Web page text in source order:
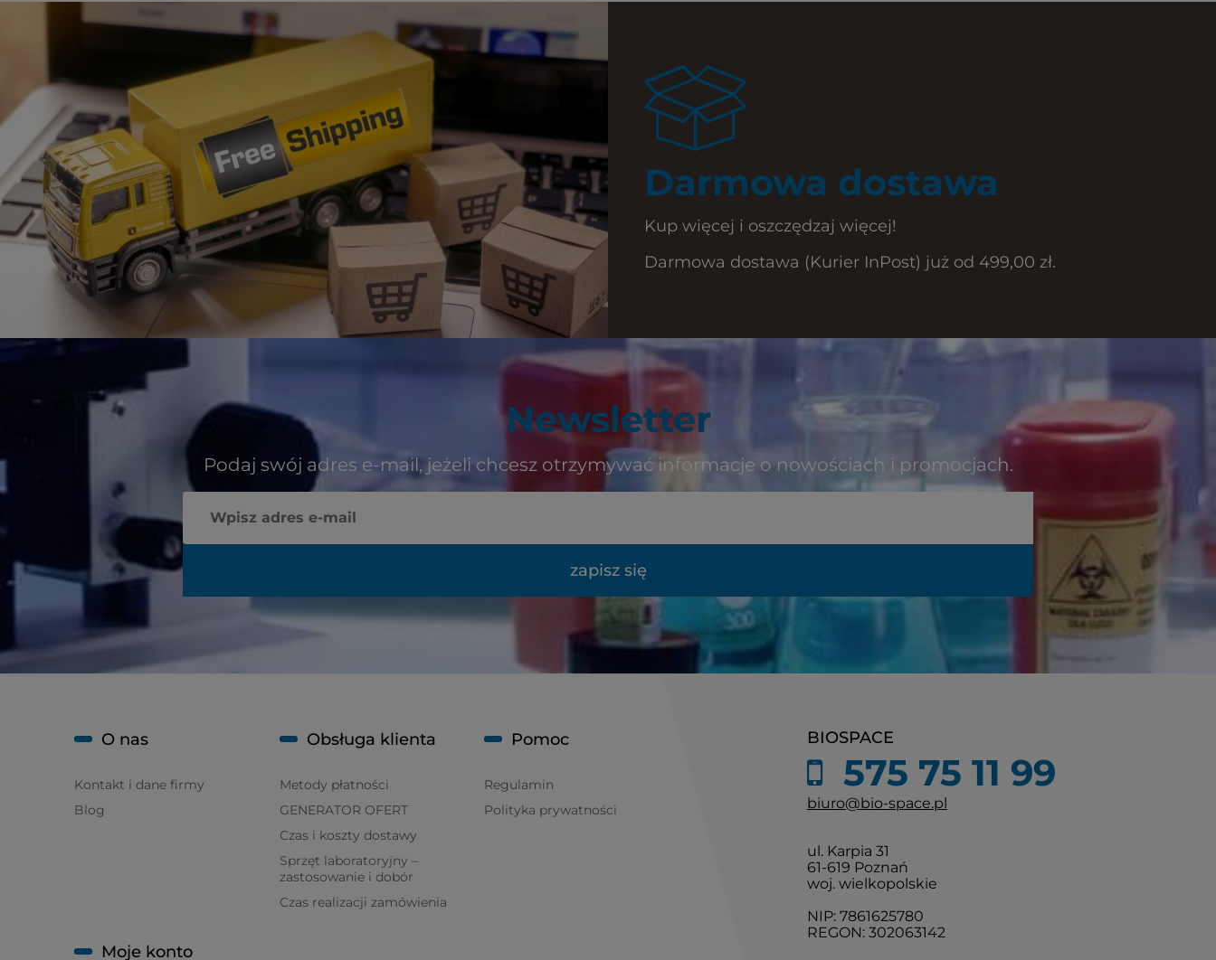
Darmowa dostawa
Kup więcej i oszczędzaj więcej!
Darmowa dostawa (Kurier InPost) już od 499,00 zł.
Newsletter
Podaj swój adres e-mail, jeżeli chcesz otrzymywać informacje o nowościach i promocjach.
zapisz się
BIOSPACE
575 75 11 99
biuro@bio-space.pl
ul. Karpia 31
61-619 Poznań
woj. wielkopolskie
NIP: 7861625780
REGON: 302063142
O nas
Kontakt i dane firmy
Blog
Obsługa klienta
Metody płatności
GENERATOR OFERT
Czas i koszty dostawy
Sprzęt laboratoryjny –
zastosowanie i dobór
Czas realizacji zamówienia
Pomoc
Regulamin
Polityka prywatności
Moje konto